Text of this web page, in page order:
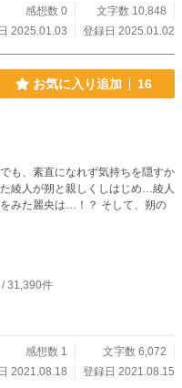
感想数 0
文字数 10,848
2025.01.03
登録日 2025.01.02
お気に入り追加 16
も、素直になれず気持ちを隠すか
綾人が朔と親しくしはじめ…綾人
は…！？ そして、朔の
/ 31,390件
感想数 1
文字数 6,072
2021.08.18
登録日 2021.08.15